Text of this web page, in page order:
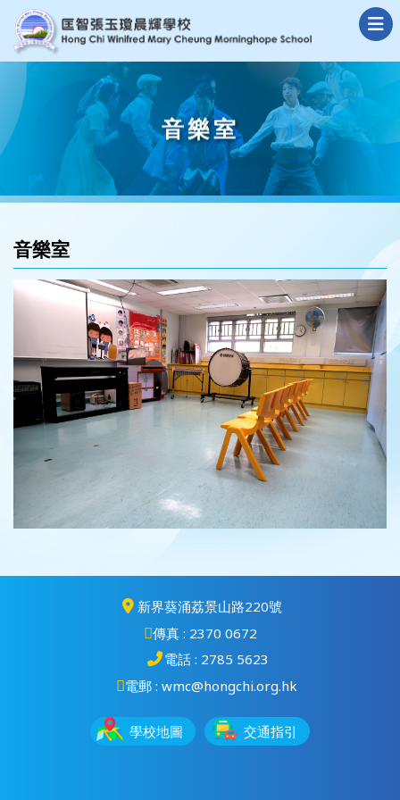
音樂室
音樂室
新界葵涌荔景山路220號
傳真 : 2370 0672
電話 : 2785 5623
電郵 : wmc@hongchi.org.hk
學校地圖 交通指引